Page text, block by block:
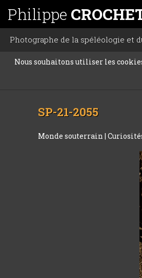
Philippe
Photographe de la spéléologie et
Nous souhaitons utiliser les
SP-21-2055
Monde souterrain|